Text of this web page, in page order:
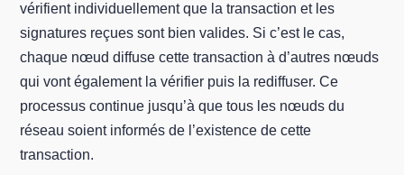
vérifient individuellement que la transaction et les
signatures reçues sont bien valides. Si c’est le cas,
chaque nœud diffuse cette transaction à d’autres nœuds
qui vont également la vérifier puis la rediffuser. Ce
processus continue jusqu’à que tous les nœuds du
réseau soient informés de l’existence de cette
transaction.